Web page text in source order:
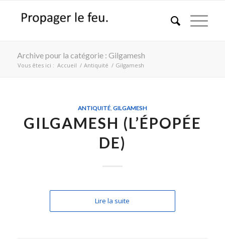
Archive pour la catégorie : Gilgamesh
Vous êtes ici : Accueil / Antiquité / Gilgamesh
ANTIQUITÉ, GILGAMESH
GILGAMESH (L’ÉPOPÉE
DE)
Lire la suite